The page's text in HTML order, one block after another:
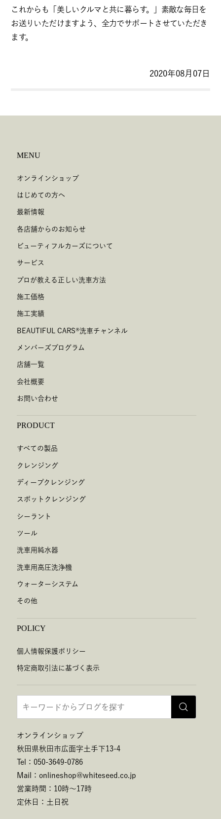
これからも「美しいクルマと共に暮らす。」素敵な毎日を
お送りいただけますよう、全力でサポートさせていただき
ます。
2020年08月07日
MENU
オンラインショップ
はじめての方へ
最新情報
各店舗からのお知らせ
ビューティフルカーズについて
サービス
プロが教える正しい洗車方法
施工価格
施工実績
BEAUTIFUL CARS®洗車チャンネル
メンバーズプログラム
店舗一覧
会社概要
お問い合わせ
PRODUCT
すべての製品
クレンジング
ディープクレンジング
スポットクレンジング
シーラント
ツール
洗車用純水器
洗車用高圧洗浄機
ウォーターシステム
その他
POLICY
個人情報保護ポリシー
特定商取引法に基づく表示
オンラインショップ
秋田県秋田市広面字土手下13-4
Tel：050-3649-0786
Mail：onlineshop@whiteseed.co.jp
営業時間：10時～17時
定休日：土日祝